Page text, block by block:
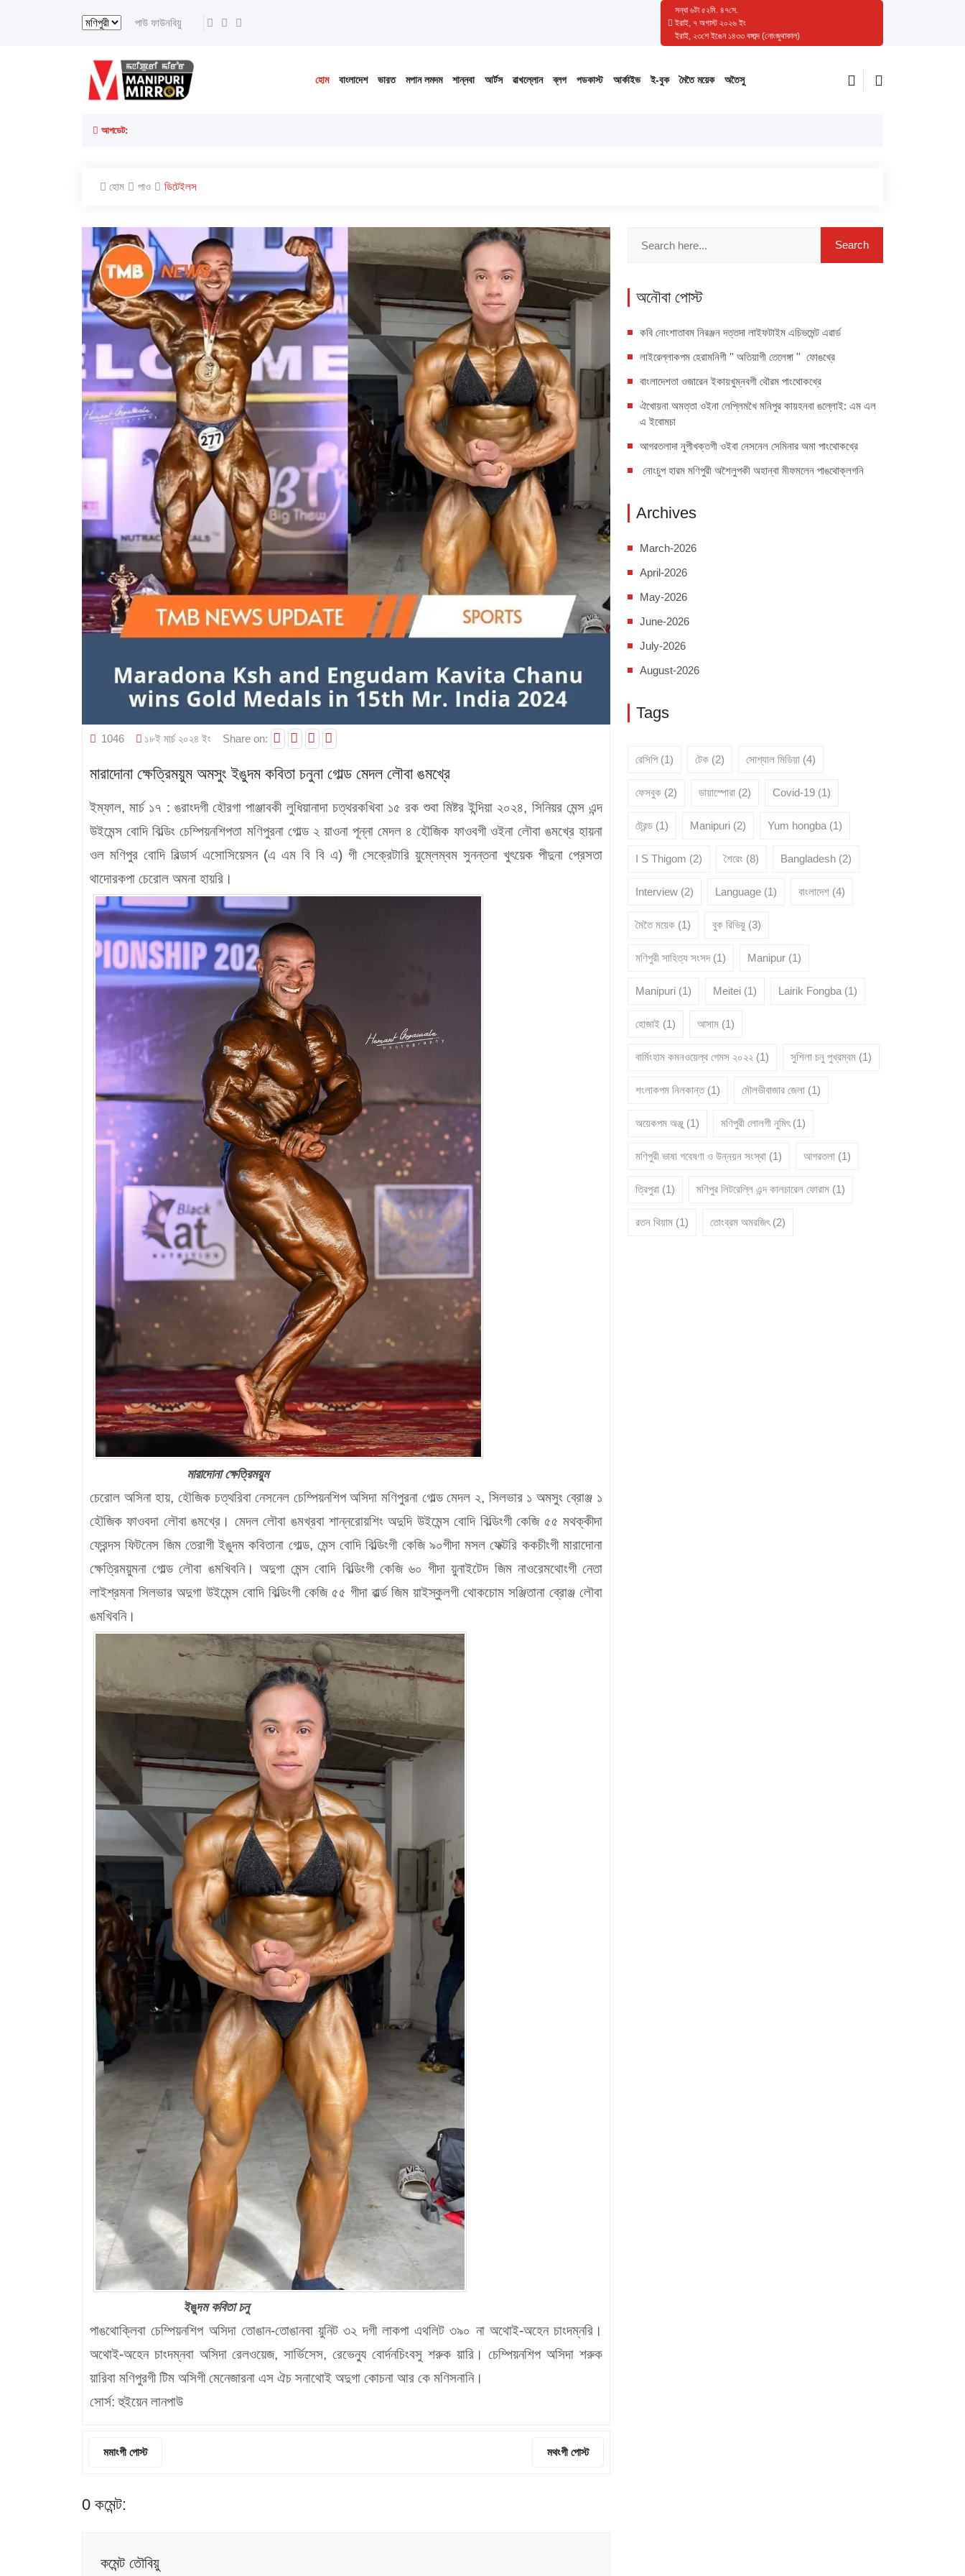
পাউ ফাউনবিয়ু
সন্ধা ৬টা৫২মি. ৪৯সে.
ইরাই, ৭ অগাস্ট ২০২৬ ইং
ইরাই, ২৩শে ইঙেন ১৪৩৩ বঙ্গাব্দ (নোংজুথাকাল)
হোম বাংলাদেশ ভারত মপান লমদম শান্নবা আর্টস ৱাখল্লোন ব্লগ পডকাস্ট আর্কাইভ ই-বুক মৈতৈ ময়েক অতৈসু
আপডেট:
হোম পাও ডিটেইলস
1046 ১৮ই মার্চ ২০২৪ ইং Share on:
মারাদোনা ক্ষেত্রিময়ুম অমসুং ইঙুদম কবিতা চনুনা গোল্ড মেদল লৌবা ঙমখ্রে
ইম্ফাল, মার্চ ১৭ : ঙরাংদগী হৌরগা পাঞ্জাবকী লুধিয়ানাদা চত্থরকখিবা ১৫ রক শুবা মিষ্টর ইন্দিয়া ২০২৪, সিনিয়র মেন্স এন্দ
‍উইমেন্স বোদি বিল্ডিং চেম্পিয়নশিপতা মণিপুরনা গোল্ড ২ য়াওনা পূন্না মেদল ৪ হৌজিক ফাওবগী ওইনা লৌবা ঙমখ্রে হায়না
ওল মণিপুর বোদি বিল্ডার্স এসোসিয়েসন (এ এম বি বি এ) গী সেক্রেটারি য়ুম্লেম্বম সুনন্তনা খুৎয়েক পীদুনা প্রেসতা
থাদোরকপা চেরোল অমনা হায়রি।
মারাদোনা ক্ষেত্রিময়ুম
চেরোল অসিনা হায়, হৌজিক চত্থরিবা নেসনেল চেম্পিয়নশিপ অসিদা মণিপুরনা গোল্ড মেদল ২, সিলভার ১ অমসুং ব্রোঞ্জ ১
হৌজিক ফাওবদা লৌবা ঙমখ্রে। মেদল লৌবা ঙমখ্রবা শান্নরোয়শিং অদুদি উইমেন্স বোদি বিল্ডিংগী কেজি ৫৫ মথক্কীদা
ফ্রেন্দস ফিটনেস জিম তেরাগী ইঙুদম কবিতানা গোল্ড, মেন্স বোদি বিল্ডিংগী কেজি ৯০গীদা মসল ফেক্টরি ককচীংগী মারাদোনা
ক্ষেত্রিময়ুমনা গোল্ড লৌবা ঙমখিবনি। অদুগা মেন্স বোদি বিল্ডিংগী কেজি ৬০ গীদা য়ুনাইটেদ জিম নাওরেমথোংগী নেতা
লাইশ্রমনা সিলভার অদুগা উইমেন্স বোদি বিল্ডিংগী কেজি ৫৫ গীদা ৱার্ল্ড জিম য়াইস্কুলগী থোকচোম সঞ্জিতানা ব্রোঞ্জ লৌবা
ঙমখিবনি।
ইঙুদম কবিতা চনু
পাঙথোক্লিবা চেম্পিয়নশিপ অসিদা তোঙান-তোঙানবা য়ুনিট ৩২ দগী লাকপা এথলিট ৩৯০ না অথোই-অহেন চাংদম্নরি।
অথোই-অহেন চাংদম্নবা অসিদা রেলওয়েজ, সার্ভিসেস, রেভেন্যু বোর্দনচিংবসু শরুক য়ারি। চেম্পিয়নশিপ অসিদা শরুক
য়ারিবা মণিপুরগী টিম অসিগী মেনেজারনা এস ঐচ সনাথোই অদুগা কোচনা আর কে মণিসনানি।
সোর্স: হুইয়েন লানপাউ
মমাংগী পোস্ট মথংগী পোস্ট
0 কমেন্ট:
কমেন্ট তৌবিয়ু
অনৌবা পোস্ট
কবি নোংশাতাবম নিরঞ্জন দত্তদা লাইফটাইম এচিভমেন্ট এৱার্ড
লাইরেল্লাকপম হেরামনিগী '' অতিয়াগী তেলেঙ্গা '' ফোঙখ্রে
বাংলাদেশতা ওজারেন ইকায়খুম্নবগী থৌরম পাংথোকখ্রে
ঐখোয়না অমত্তা ওইনা লেপ্লিমখৈ মনিপুর কায়হনবা ঙল্লোই: এম এল
এ ইবোমচা
আগরতলাদা নুপীখক্তগী ওইবা নেসনেল সেমিনার অমা পাংথোকখ্রে
নোংচুপ হারম মণিপুরী অশৈলুপকী অহান্বা মীফমলেন পাঙথোক্লগনি
Archives
March-2026
April-2026
May-2026
June-2026
July-2026
August-2026
Tags
রেসিপি (1) টেক (2) সোশ্যাল মিডিয়া (4)
ফেসবুক (2) ডায়াস্পোরা (2) Covid-19 (1)
ট্রেন্ড (1) Manipuri (2) Yum hongba (1)
I S Thigom (2) শৈরেং (8) Bangladesh (2)
Interview (2) Language (1) বাংলাদেশ (4)
মৈতৈ ময়েক (1) বুক রিভিয়ু (3)
মণিপুরী সাহিত্য সংসদ (1) Manipur (1)
Manipuri (1) Meitei (1) Lairik Fongba (1)
হোজাই (1) আসাম (1)
বার্মিংহাম কমনওয়েল্থ গেমস ২০২২ (1) সুশিলা চনু পুখ্রম্বম (1)
শংলাকপম নিলকান্ত (1) মৌলভীবাজার জেলা (1)
অয়েকপম অঞ্জু (1) মণিপুরী লোলগী নুমিৎ (1)
মণিপুরী ভাষা গবেষণা ও উন্নয়ন সংস্থা (1) আগরতলা (1)
ত্রিপুরা (1) মণিপুর লিটরেল্লি এন্দ কালচারেল ফোরাম (1)
রতন থিয়াম (1) তোংব্রম অমরজিৎ (2)